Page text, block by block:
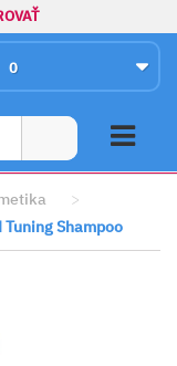
0
>
Tuning Shampoo